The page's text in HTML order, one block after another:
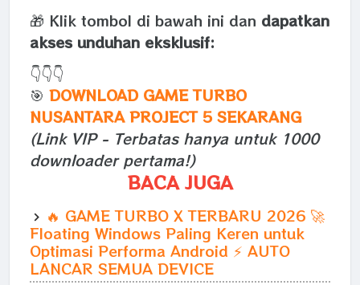
🎁 Klik tombol di bawah ini dan dapatkan
akses unduhan eksklusif:
👇👇👇
🎯 DOWNLOAD GAME TURBO
NUSANTARA PROJECT 5 SEKARANG
(Link VIP - Terbatas hanya untuk 1000
downloader pertama!)
BACA JUGA
🔥 GAME TURBO X TERBARU 2026 🚀
Floating Windows Paling Keren untuk
Optimasi Performa Android ⚡ AUTO
LANCAR SEMUA DEVICE